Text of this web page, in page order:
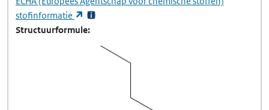
stofinformatie
(opent in een nieuw tabblad)
Structuurformule